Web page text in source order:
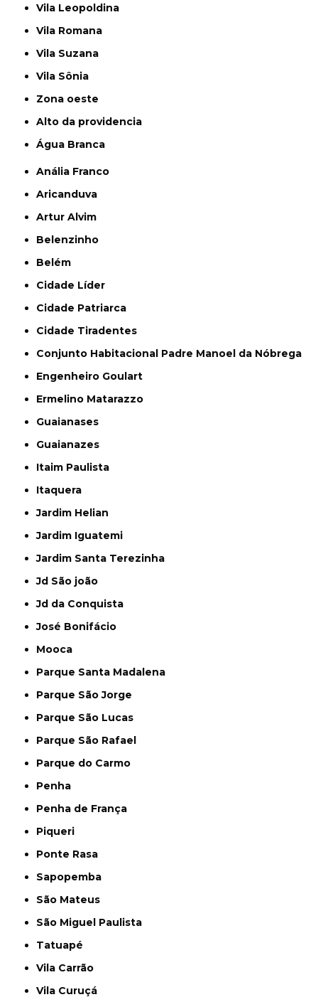
Vila Leopoldina
Vila Romana
Vila Suzana
Vila Sônia
Zona oeste
alto da providencia
Água Branca
Anália Franco
Aricanduva
Artur Alvim
Belenzinho
Belém
Cidade Líder
Cidade Patriarca
Cidade Tiradentes
Conjunto Habitacional Padre Manoel da Nóbrega
Engenheiro Goulart
Ermelino Matarazzo
Guaianases
Guaianazes
Itaim Paulista
Itaquera
Jardim Helian
Jardim Iguatemi
Jardim Santa Terezinha
Jd São joão
Jd da Conquista
José Bonifácio
Mooca
Parque Santa Madalena
Parque São Jorge
Parque São Lucas
Parque São Rafael
Parque do Carmo
Penha
Penha de França
Piqueri
Ponte Rasa
Sapopemba
São Mateus
São Miguel Paulista
Tatuapé
Vila Carrão
Vila Curuçá